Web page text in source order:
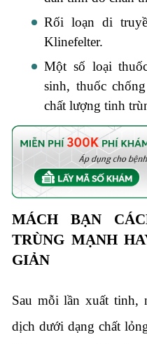
Rối loạn di
Klinefelter.
Một số loại
sinh, thuốc
chất lượng tinh
MÁCH BẠN
TRÙNG MẠNH
GIẢN
Sau mỗi lần xuất tinh,
dịch dưới dạng chất